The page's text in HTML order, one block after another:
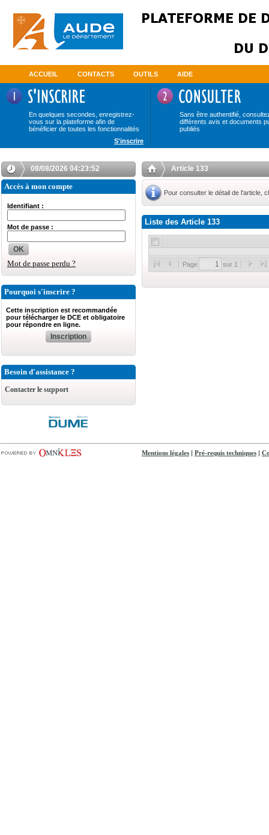
ACCUEIL CONTACTS OUTILS AIDE
En quelques secondes, enregistrez-
vous sur la plateforme afin de
bénéficier de toutes les fonctionnalités
Sans être authentifié,
différents avis et documents
publiés
S'inscrire
08/08/2026 04:23:52
Accès à mon compte
Identifiant :
Mot de passe :
OK
Mot de passe perdu ?
Pourquoi s'inscrire ?
Cette inscription est recommandée
pour télécharger le DCE et obligatoire
pour répondre en ligne.
Inscription
Besoin d'assistance ?
Contacter le support
Article 133
Pour consulter le détail de l'article,
Liste des Article 133
Page sur 1
Mentions légales Pré-requis techniques